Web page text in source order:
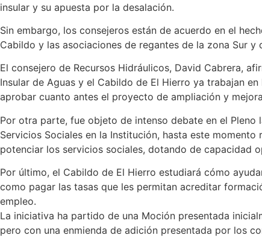
insular y su apuesta por la desalación.
Sin embargo, los consejeros están de acuerdo en el
Cabildo y las asociaciones de regantes de la zona Sur
El consejero de Recursos Hidráulicos, David Cabrera,
Insular de Aguas y el Cabildo de El Hierro ya trabajan
aprobar cuanto antes el proyecto de ampliación y
Por otra parte, fue objeto de intenso debate en el
Servicios Sociales en la Institución, hasta este
potenciar los servicios sociales, dotando de capacidad
Por último, el Cabildo de El Hierro estudiará cómo
como pagar las tasas que les permitan acreditar
empleo.
La iniciativa ha partido de una Moción presentada
pero con una enmienda de adición presentada por los